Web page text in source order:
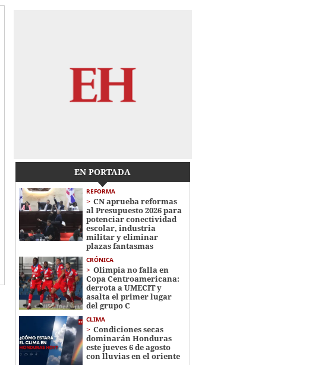
EN PORTADA
REFORMA
CN aprueba reformas
al Presupuesto 2026 para
potenciar conectividad
escolar, industria
militar y eliminar
plazas fantasmas
CRÓNICA
Olimpia no falla en
Copa Centroamericana:
derrota a UMECIT y
asalta el primer lugar
del grupo C
CLIMA
Condiciones secas
dominarán Honduras
este jueves 6 de agosto
con lluvias en el oriente